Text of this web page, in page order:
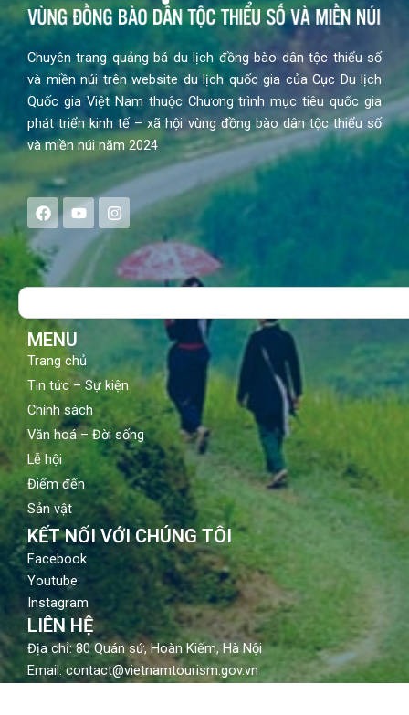
Chuyên trang quảng bá du lịch đồng bào dân tộc thiểu số
và miền núi trên website du lịch quốc gia của Cục Du lịch
Quốc gia Việt Nam thuộc Chương trình mục tiêu quốc gia
phát triển kinh tế – xã hội vùng đồng bào dân tộc thiểu số
và miền núi năm 2024
F
a
e
b
o
Y
o
t
u
b
I
n
s
a
g
Search
MENU
Trang chủ
Tin tức – Sự kiện
Chính sách
Văn hoá – Đời sống
Lễ hội
Điểm đến
Sản vật
KẾT NỐI VỚI CHÚNG TÔI
Facebook
Youtube
Instagram
LIÊN HỆ
Địa chỉ: 80 Quán sứ, Hoàn Kiếm, Hà Nội
Email: contact@vietnamtourism.gov.vn